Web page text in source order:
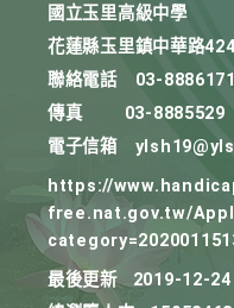
國立玉里高級中學
花蓮縣玉里鎮中華路
聯絡電話
03-
傳真
03-8885529
電子信箱
https://
free.nat.gov.tw/
最後更新
2019-12-24